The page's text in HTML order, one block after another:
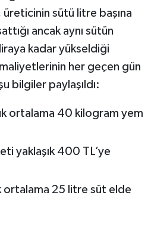
üreticinin sütü litre başına
ancak aynı sütün
kadar yükseldiği
her geçen gün
bilgiler paylaşıldı:
ortalama 40 kilogram yem
yaklaşık 400 TL’ye
ortalama 25 litre süt elde